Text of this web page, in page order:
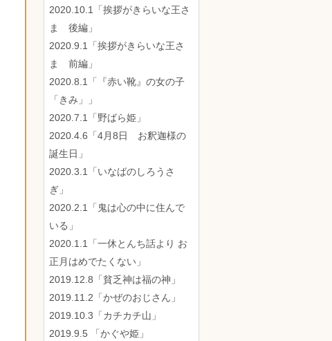
2020.10.1「挨拶がきらいな王さ
ま 後編」
2020.9.1「挨拶がきらいな王さ
ま 前編」
2020.8.1「『赤い靴』の女の子
「きみ」」
2020.7.1「野ばら姫」
2020.4.6「4月8日 お釈迦様の
誕生日」
2020.3.1「いなばのしろうさ
ぎ」
2020.2.1「鬼は心の中に住んで
いる」
2020.1.1「一休とんち話より お
正月はめでたくない」
2019.12.8「貧乏神は福の神」
2019.11.2「かぜのおじさん」
2019.10.3「カチカチ山」
2019.9.5 「かぐや姫」